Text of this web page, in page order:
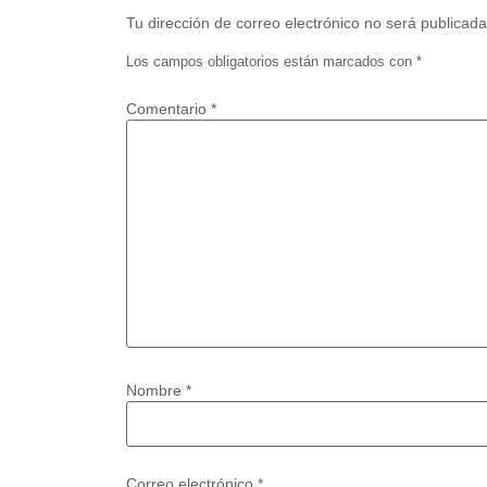
Tu dirección de correo electrónico no será
Los campos obligatorios están marcados con *
Comentario *
Nombre *
Correo electrónico *